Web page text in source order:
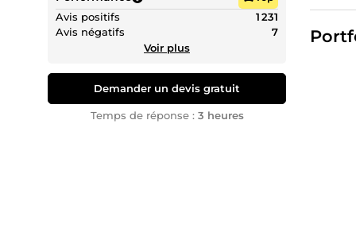
Avis positifs
1 231
Avis négatifs
7
Voir plus
Demander un devis gratuit
Temps de réponse : 3 heures
Vitals,
📍